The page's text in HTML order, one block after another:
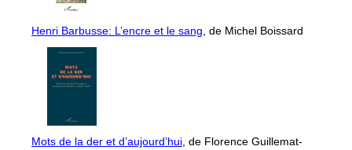
Henri Barbusse: L’encre et le sang , de Michel Boissard
Mots de la der et d’aujourd’hui , de Florence Guillemat-